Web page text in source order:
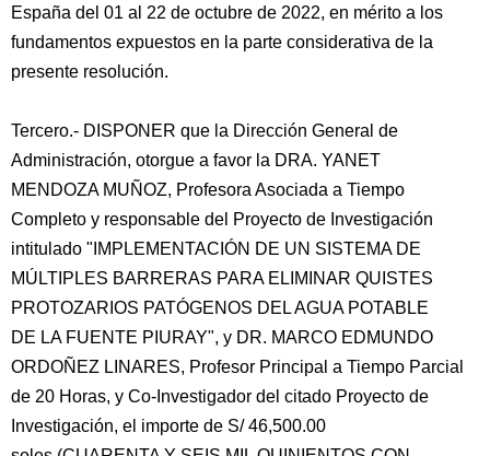
España del 01 al 22 de octubre de 2022, en mérito a los
fundamentos expuestos en la parte considerativa de la
presente resolución.
Tercero.- DISPONER que la Dirección General de
Administración, otorgue a favor la DRA. YANET
MENDOZA MUÑOZ, Profesora Asociada a Tiempo
Completo y responsable del Proyecto de Investigación
intitulado "IMPLEMENTACIÓN DE UN SISTEMA DE
MÚLTIPLES BARRERAS PARA ELIMINAR QUISTES
PROTOZARIOS PATÓGENOS DEL AGUA POTABLE
DE LA FUENTE PIURAY", y DR. MARCO EDMUNDO
ORDOÑEZ LINARES, Profesor Principal a Tiempo Parcial
de 20 Horas, y Co-Investigador del citado Proyecto de
Investigación, el importe de S/ 46,500.00